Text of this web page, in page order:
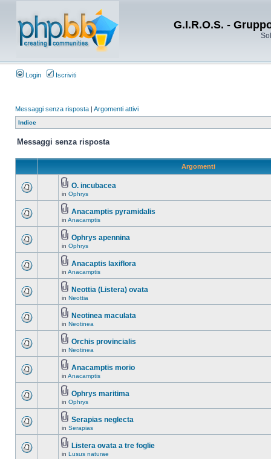
G.I.R.O.S. -
Login Iscriviti
Messaggi senza risposta | Argomenti attivi
Indice
Messaggi senza risposta
Argomenti
O. incubacea
in Ophrys
Anacamptis pyramidalis
in Anacamptis
Ophrys apennina
in Ophrys
Anacaptis laxiflora
in Anacamptis
Neottia (Listera) ovata
in Neottia
Neotinea maculata
in Neotinea
Orchis provincialis
in Neotinea
Anacamptis morio
in Anacamptis
Ophrys maritima
in Ophrys
Serapias neglecta
in Serapias
Listera ovata a tre foglie
in Lusus naturae